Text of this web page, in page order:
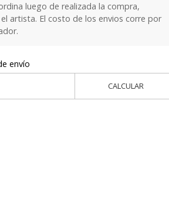
luego de realizada la compra,
artista. El costo de los envios corre por
envío
CALCULAR